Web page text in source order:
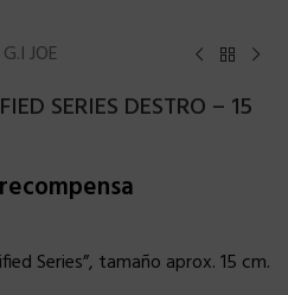
JOE
SERIES DESTRO – 15
Series”, tamaño aprox. 15 cm.